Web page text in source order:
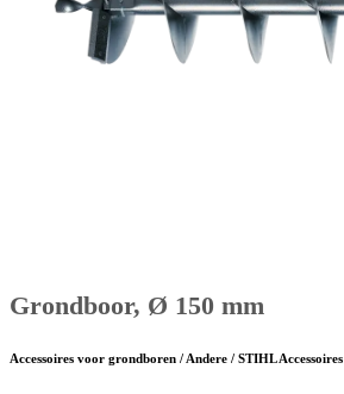
Grondboor, Ø 150 mm
Accessoires voor grondboren / Andere / STIHL Accessoires